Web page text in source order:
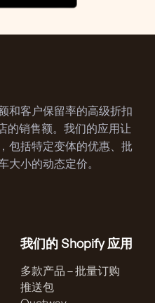
和客户保留率的高级折扣
的销售额。我们的应用让
包括特定变体的优惠、批
大小的动态定价。
我们的 Shopify 应用
多款产品 – 批量订购
推送包